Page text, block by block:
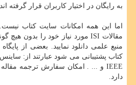
به رایگان در اختیار کاربران قرار گرفته
اما این همه امکانات سایت کتاب نیست.
مقالات ISIمورد نیاز خود را بدون هیچ
منبع علمی دانلود نمایید. بعضی از
کتاب پشتیبانی می شود عبارتند از:
IEEE و ... . امکان سفارش ترجمه
دارد.